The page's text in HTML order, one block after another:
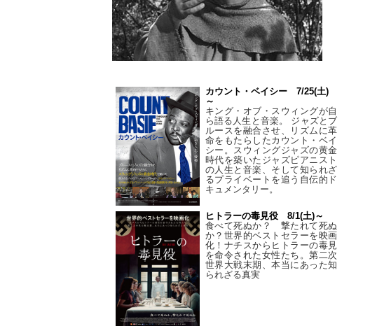
カウント・ベイシー 7/25(土)
～
キング・オブ・スウィングが自
ら語る人生と音楽。 ジャズとブ
ルースを融合させ、リズムに革
命をもたらしたカウント・ベイ
シー。スウィングジャズの黄金
時代を築いたジャズピアニスト
の人生と音楽、そして知られざ
るプライベートを追う自伝的ド
キュメンタリー。
ヒトラーの毒見役 8/1(土)～
食べて死ぬか？ 撃たれて死ぬ
か？世界的ベストセラーを映画
化！ナチスからヒトラーの毒見
を命令された女性たち。第二次
世界大戦末期、本当にあった知
られざる真実